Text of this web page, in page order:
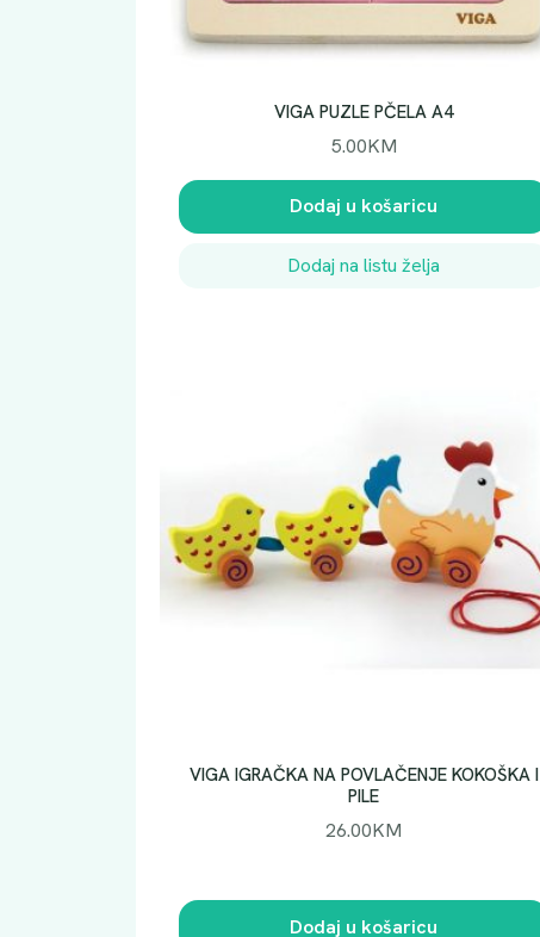
VIGA PUZLE PČELA A4
5.00KM
Dodaj u košaricu
Dodaj na listu želja
VIGA IGRAČKA NA POVLAČENJE KOKOŠKA I
PILE
26.00KM
Dodaj u košaricu